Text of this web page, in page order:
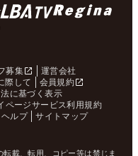
募集
運営会社
際して
会員規約
に基づく表示
ページサービス利用規約
ヘルプ サイトマップ
載、転用、コピー等は禁じま